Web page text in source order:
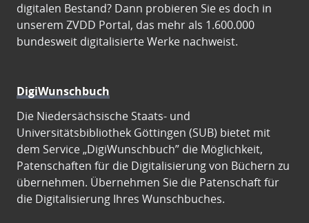
digitalen Bestand? Dann probieren Sie es doch in
unserem ZVDD Portal, das mehr als 1.600.000
bundesweit digitalisierte Werke nachweist.
DigiWunschbuch
Die Niedersächsische Staats- und
Universitätsbibliothek Göttingen (SUB) bietet mit
dem Service „DigiWunschbuch” die Möglichkeit,
Patenschaften für die Digitalisierung von Büchern zu
übernehmen. Übernehmen Sie die Patenschaft für
die Digitalisierung Ihres Wunschbuches.